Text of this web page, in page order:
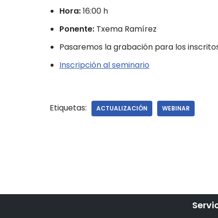
Hora:16:00 h
Ponente: Txema Ramírez
Pasaremos la grabación para los
Inscripción al seminario
Etiquetas: ACTUALIZACIÓN WEBINAR